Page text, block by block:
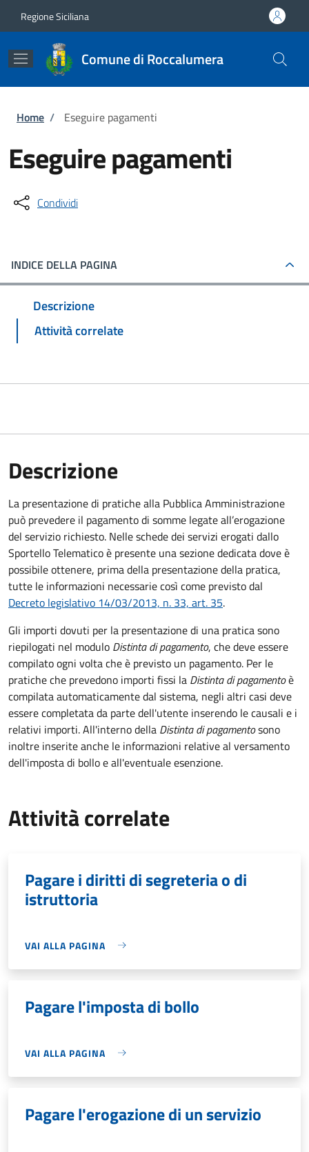
Regione Siciliana
Comune di Roccalumera
Briciole di pane
Home / Eseguire pagamenti
Eseguire pagamenti
Condividi
INDICE DELLA PAGINA
Descrizione
Attività correlate
Descrizione
La presentazione di pratiche alla Pubblica Amministrazione
può prevedere il pagamento di somme legate all’erogazione
del servizio richiesto. Nelle schede dei servizi erogati dallo
Sportello Telematico è presente una sezione dedicata dove è
possibile ottenere, prima della presentazione della pratica,
tutte le informazioni necessarie così come previsto dal
Decreto legislativo 14/03/2013, n. 33, art. 35.
Gli importi dovuti per la presentazione di una pratica sono
riepilogati nel modulo Distinta di pagamento, che deve essere
compilato ogni volta che è previsto un pagamento. Per le
pratiche che prevedono importi fissi la Distinta di pagamentoè
compilata automaticamente dal sistema, negli altri casi deve
essere completata da parte dell'utente inserendo le causali e i
relativi importi.All'interno della Distinta di pagamentosono
inoltre inserite anche le informazioni relative al versamento
dell'imposta di bollo e all'eventuale esenzione.
Attività correlate
Pagare i diritti di segreteria o di
istruttoria
VAI ALLA PAGINA
Pagare l'imposta di bollo
VAI ALLA PAGINA
Pagare l'erogazione di un servizio